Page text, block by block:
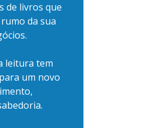
de livros que
da sua
leitura tem
um novo